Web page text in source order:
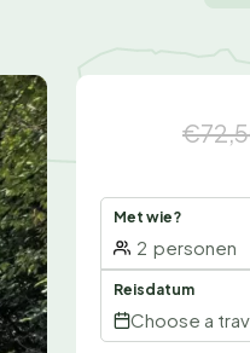
Met wie?
2 personen
Reisdatum
Choose a